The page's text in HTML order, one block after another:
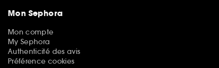
Mon Sephora
Mon compte
My Sephora
Authenticité des avis
Préférence cookies